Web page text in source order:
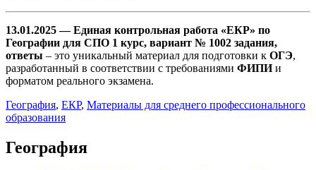
13.01.2025 — Единая контрольная работа «ЕКР» по
Географии для СПО 1 курс, вариант № 1002 задания,
ответы – это уникальный материал для подготовки к ОГЭ,
разработанный в соответствии с требованиями ФИПИи
форматом реального экзамена.
География, ЕКР, Материалы для среднего профессионального
образования
География